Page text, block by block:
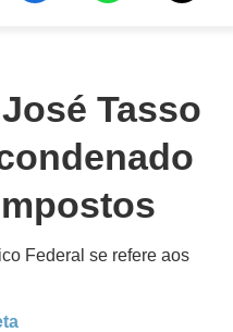
Tasso
Federal se refere aos